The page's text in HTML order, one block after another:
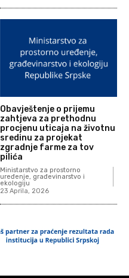
Obavještenje o prijemu
zahtjeva za prethodnu
procjenu uticaja na životnu
sredinu za projekat
zgradnje farme za tov
pilića
Ministarstvo za prostorno
uređenje, građevinarstvo i
ekologiju
23 Aprila, 2026